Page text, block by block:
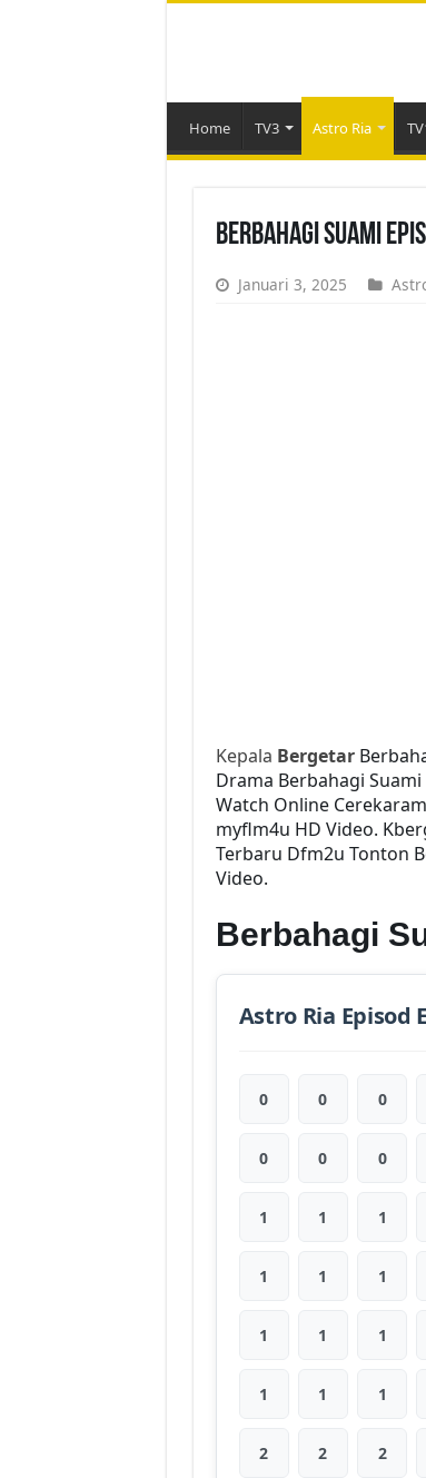
Home TV3 Astro Ria
Berbahagi Suami
Januari 3, 2025
Kepala Bergetar
Drama Berbahagi
Watch Online
myflm4u HD Video.
Terbaru Dfm2u Tonton
Video.
Berbahagi
Astro Ria Episod
0 0 0
0 0 0
1 1 1
1 1 1
1 1 1
1 1 1
2 2 2